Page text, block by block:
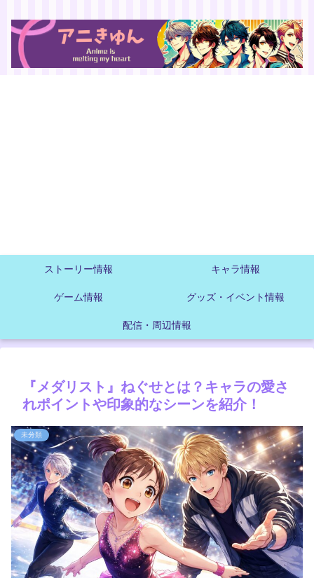
ストーリー情報 キャラ情報
ゲーム情報 グッズ・イベント情報
配信・周辺情報
『メダリスト』ねぐせとは？キャラの愛さ
れポイントや印象的なシーンを紹介！
未分類